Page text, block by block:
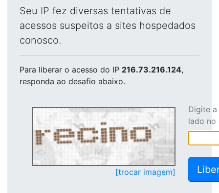
Seu IP fez diversas tentativas de
acessos suspeitos a sites hospedados
conosco.
Para liberar o acesso do IP 216.73.216.124,
responda ao desafio abaixo.
[trocar imagem]
Digite
lado no